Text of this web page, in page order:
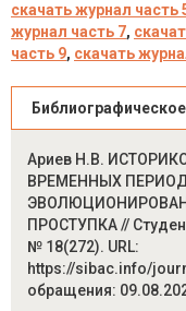
скачать журнал часть
журнал часть 7,
часть 9, скачать
Ариев Н.В.
ВРЕМЕННЫХ
ПРОСТУПКА //
№ 18(272). URL:
https://sibac.info/
обращения: